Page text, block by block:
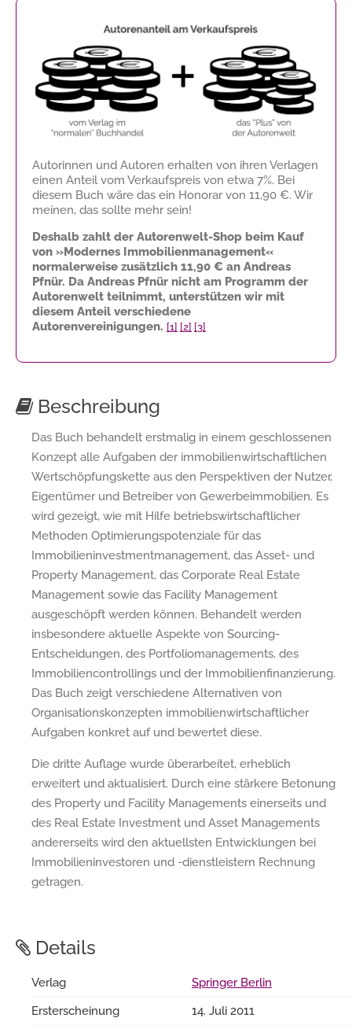
Autorinnen und Autoren erhalten von ihren Verlagen
einen Anteil vom Verkaufspreis von etwa 7%. Bei
diesem Buch wäre das ein Honorar von 11,90 €. Wir
meinen, das sollte mehr sein!
Deshalb zahlt der Autorenwelt-Shop beim Kauf
von »Modernes Immobilienmanagement«
normalerweise zusätzlich 11,90 € an Andreas
Pfnür. Da Andreas Pfnür nicht am Programm der
Autorenwelt teilnimmt, unterstützen wir mit
diesem Anteil verschiedene
Autorenvereinigungen. [1] [2] [3]
Beschreibung
Das Buch behandelt erstmalig in einem geschlossenen
Konzept alle Aufgaben der immobilienwirtschaftlichen
Wertschöpfungskette aus den Perspektiven der Nutzer,
Eigentümer und Betreiber von Gewerbeimmobilien. Es
wird gezeigt, wie mit Hilfe betriebswirtschaftlicher
Methoden Optimierungspotenziale für das
Immobilieninvestmentmanagement, das Asset- und
Property Management, das Corporate Real Estate
Management sowie das Facility Management
ausgeschöpft werden können. Behandelt werden
insbesondere aktuelle Aspekte von Sourcing-
Entscheidungen, des Portfoliomanagements, des
Immobiliencontrollings und der Immobilienfinanzierung.
Das Buch zeigt verschiedene Alternativen von
Organisationskonzepten immobilienwirtschaftlicher
Aufgaben konkret auf und bewertet diese.
Die dritte Auflage wurde überarbeitet, erheblich
erweitert und aktualisiert. Durch eine stärkere Betonung
des Property und Facility Managements einerseits und
des Real Estate Investment und Asset Managements
andererseits wird den aktuellsten Entwicklungen bei
Immobilieninvestoren und -dienstleistern Rechnung
getragen.
Details
Verlag
Springer Berlin
Ersterscheinung
14. Juli 2011